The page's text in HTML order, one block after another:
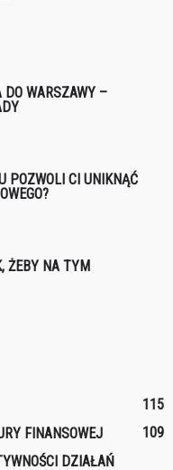
DO WARSZAWY –
POZWOLI CI UNIKNĄĆ
ŻEBY NA TYM
115
FINANSOWEJ
109
DZIAŁAŃ